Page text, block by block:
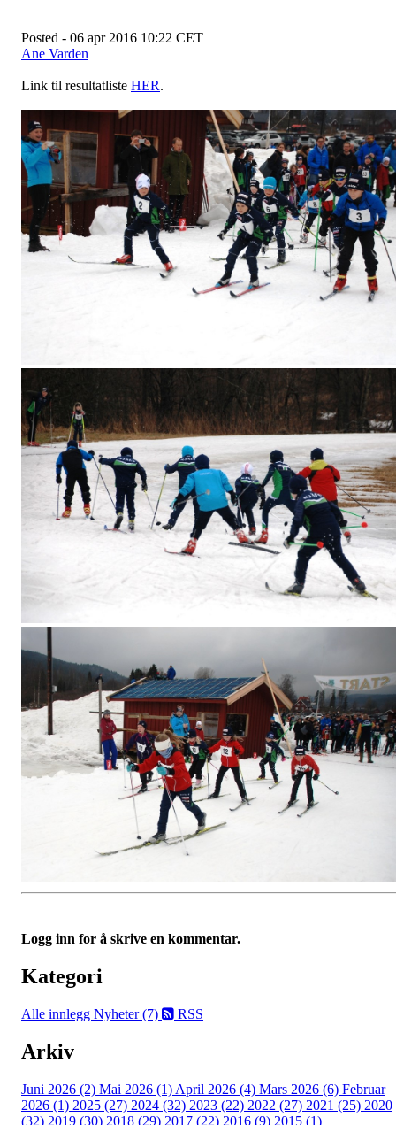
Posted - 06 apr 2016 10:22 CET
Ane Varden
Link til resultatliste HER.
Logg inn for å skrive en kommentar.
Kategori
Alle innlegg Nyheter (7) RSS
Arkiv
Juni 2026 (2) Mai 2026 (1) April 2026 (4) Mars 2026 (6) Februar
2026 (1) 2025 (27) 2024 (32) 2023 (22) 2022 (27) 2021 (25) 2020
(32) 2019 (30) 2018 (29) 2017 (22) 2016 (9) 2015 (1)